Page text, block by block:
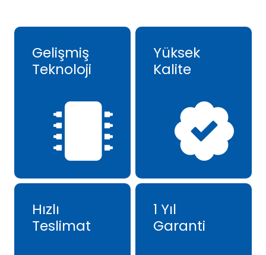
Gelişmiş
Teknoloji
Yüksek
Kalite
Hızlı
Teslimat
1 Yıl
Garanti